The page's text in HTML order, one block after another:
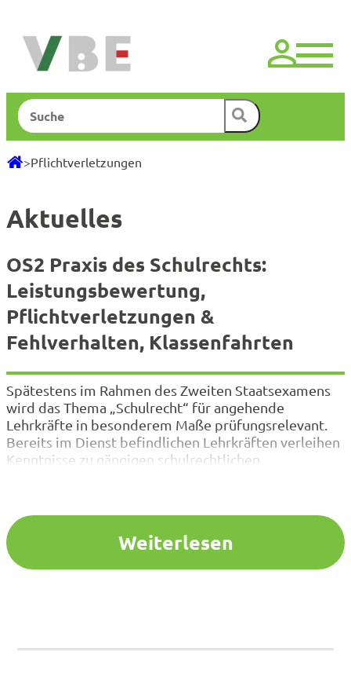
springen
Suchen
>Pflichtverletzungen
Aktuelles
OS2 Praxis des Schulrechts:
Leistungsbewertung,
Pflichtverletzungen &
Fehlverhalten, Klassenfahrten
Spätestens im Rahmen des Zweiten Staatsexamens
wird das Thema „Schulrecht“ für angehende
Lehrkräfte in besonderem Maße prüfungsrelevant.
Bereits im Dienst befindlichen Lehrkräften verleihen
Kenntnisse zu gängigen schulrechtlichen
was allen Beteiligten Nerven und Zeit erspart. Last,
but not least…
Weiterlesen